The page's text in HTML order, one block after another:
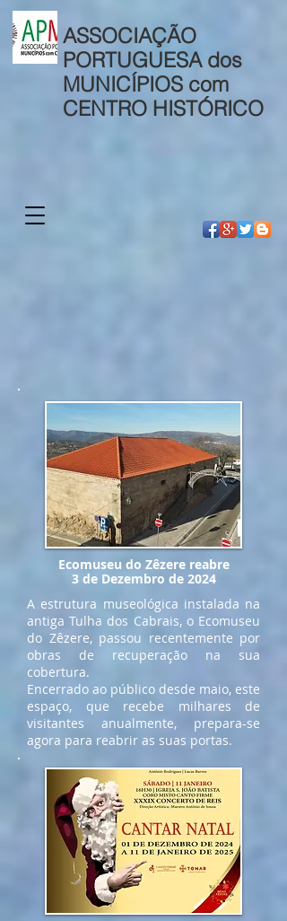
ASSOCIAÇÃO
PORTUGUESA dos
MUNICÍPIOS com
CENTRO HISTÓRICO
Ecomuseu do Zêzere reabre
3 de Dezembro de 2024
A estrutura museológica instalada na
antiga Tulha dos Cabrais, o Ecomuseu
do Zêzere, passou recentemente por
obras de recuperação na sua
cobertura.
Encerrado ao público desde maio, este
espaço, que recebe milhares de
visitantes anualmente, prepara-se
agora para reabrir as suas portas.